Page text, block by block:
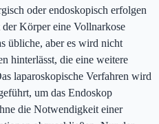
oder endoskopisch erfolgen
Körper eine Vollnarkose
übliche, aber es wird nicht
hinterlässt, die eine weitere
laparoskopische Verfahren wird
um das Endoskop
die Notwendigkeit einer